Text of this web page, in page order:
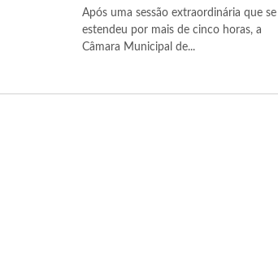
Após uma sessão extraordinária que se
estendeu por mais de cinco horas, a
Câmara Municipal de...